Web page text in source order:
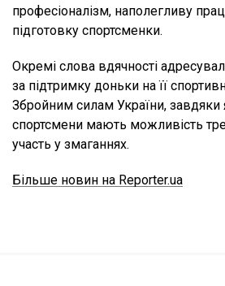
професіоналізм, наполегливу
підготовку спортсменки.
Окремі слова вдячності
за підтримку доньки на її
Збройним силам України, завдяки
спортсмени мають можливість
участь у змаганнях.
Більше новин на Reporter.ua